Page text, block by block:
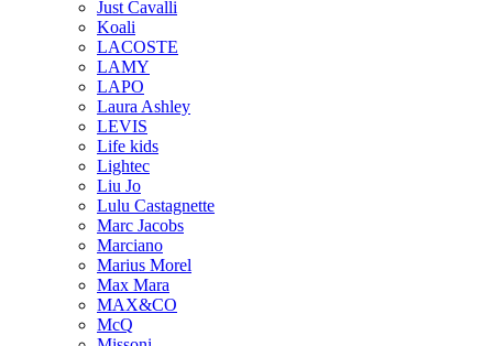
Just Cavalli
Koali
LACOSTE
LAMY
LAPO
Laura Ashley
LEVIS
Life kids
Lightec
Liu Jo
Lulu Castagnette
Marc Jacobs
Marciano
Marius Morel
Max Mara
MAX&CO
McQ